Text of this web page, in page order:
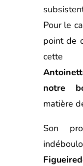
Pour le
point de
cette
notre
matière
Son